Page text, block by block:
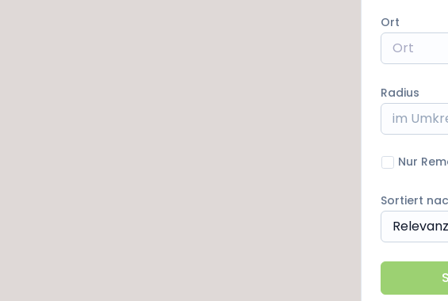
Ort
Radius
im
Nur
Sortiert
Relevanz